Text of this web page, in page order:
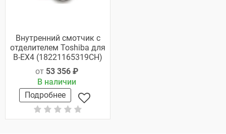
Внутренний смотчик с
отделителем Toshiba для
B-EX4 (18221165319CH)
от 53 356 ₽
В наличии
Подробнее